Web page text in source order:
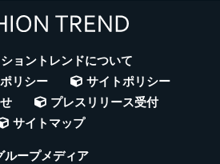
ョントレンドについて
リシー
サイトポリシー
プレスリリース受付
サイトマップ
ループメディア